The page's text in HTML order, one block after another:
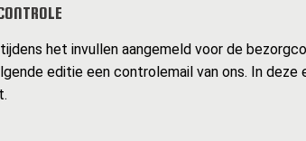
het invullen aangemeld voor de
editie een controlemail van ons. In deze